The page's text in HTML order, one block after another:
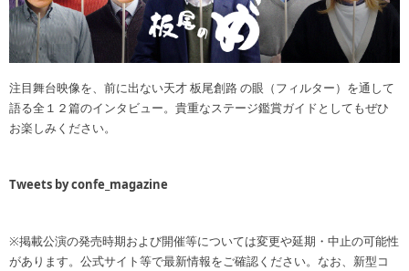
注目舞台映像を、前に出ない天才 板尾創路 の眼（フィルター）を通して
語る全１２篇のインタビュー。貴重なステージ鑑賞ガイドとしてもぜひ
お楽しみください。
Tweets by confe_magazine
※掲載公演の発売時期および開催等については変更や延期・中止の可能性
があります。公式サイト等で最新情報をご確認ください。なお、新型コ